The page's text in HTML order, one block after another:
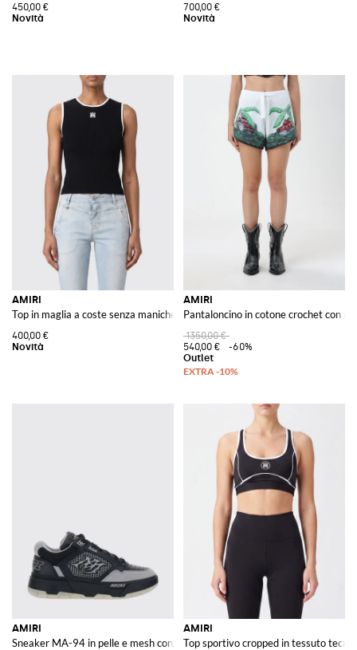
450,00 € 700,00 €
AMIRI
Top in maglia a coste senza maniche con monogramma ricamato
400,00 €
AMIRI
Pantaloncino in cotone crochet con
1350,00 €
540,00 €
-60%
AMIRI
Sneaker MA-94 in pelle e mesh con monogramma e dettagli scamosciati
AMIRI
Top sportivo cropped in tessuto